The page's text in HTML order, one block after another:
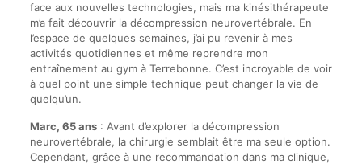
face aux nouvelles technologies, mais ma kinésithérapeute
m’a fait découvrir la décompression neurovertébrale. En
l’espace de quelques semaines, j’ai pu revenir à mes
activités quotidiennes et même reprendre mon
entraînement au gym à Terrebonne. C’est incroyable de voir
à quel point une simple technique peut changer la vie de
quelqu’un.
Marc, 65 ans: Avant d’explorer la décompression
neurovertébrale, la chirurgie semblait être ma seule option.
Cependant, grâce à une recommandation dans ma clinique,